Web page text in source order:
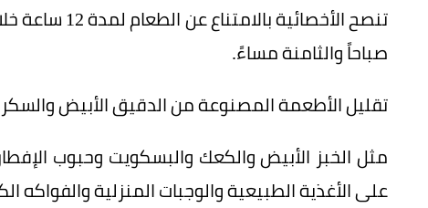
تنصح
صباحاً والثامنة مساءً.
تقليل الأطعمة المصنوعة من الدقيق الأبيض
مثل الخبز الأبيض والكعك والبسكويت وحبوب
على الأغذية الطبيعية والوجبات المنزلية والفواكه